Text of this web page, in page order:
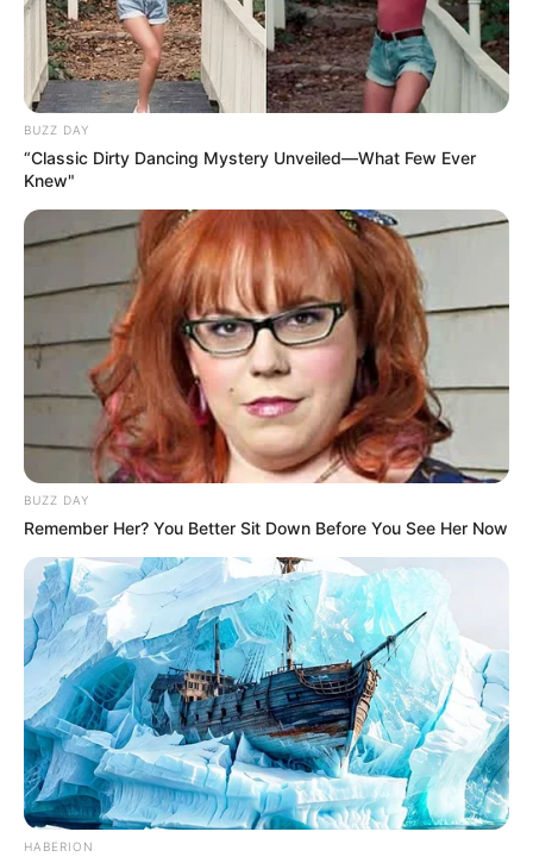
Navigation
des
←
PRONOSTIC QUINTÉ PRIX
CONSEIL MUNICIPAL 30-06-
PRONOSTIC PRIX DE LA
BUZZ DAY
“Classic Dirty Dancing Mystery Unveiled—What Few Ever
Knew"
BUZZ DAY
Remember Her? You Better Sit Down Before You See Her Now
HABERION